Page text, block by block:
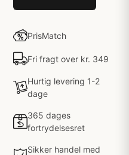
PrisMatch
Fri fragt over kr. 349
Hurtig levering 1-2
dage
365 dages
fortrydelsesret
Sikker handel med